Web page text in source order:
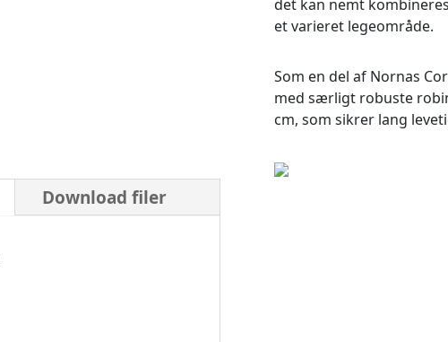
det kan nemt
et varieret legeområde.
Som en del af Nornas
med særligt robuste
cm, som sikrer lang
Download filer